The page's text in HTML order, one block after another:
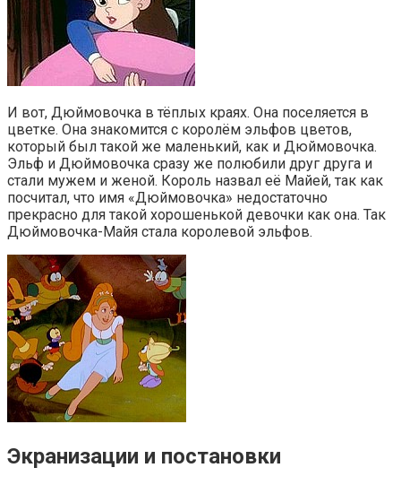
И вот, Дюймовочка в тёплых краях. Она поселяется в
цветке. Она знакомится с королём эльфов цветов,
который был такой же маленький, как и Дюймовочка.
Эльф и Дюймовочка сразу же полюбили друг друга и
стали мужем и женой. Король назвал её Майей, так как
посчитал, что имя «Дюймовочка» недостаточно
прекрасно для такой хорошенькой девочки как она. Так
Дюймовочка-Майя стала королевой эльфов.
Экранизации и постановки